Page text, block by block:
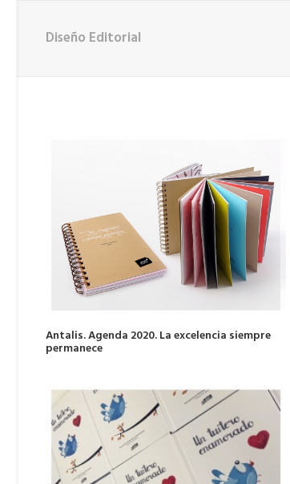
Diseño Editorial
Antalis. Agenda 2020. La excelencia siempre
permanece